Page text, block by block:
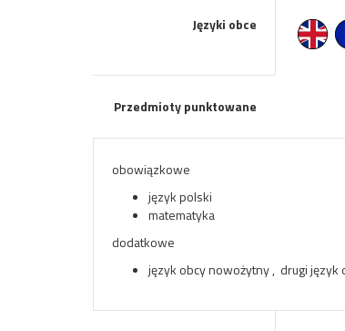
Języki obce
Przedmioty punktowane
obowiązkowe
język polski
matematyka
dodatkowe
język obcy nowożytny , drugi